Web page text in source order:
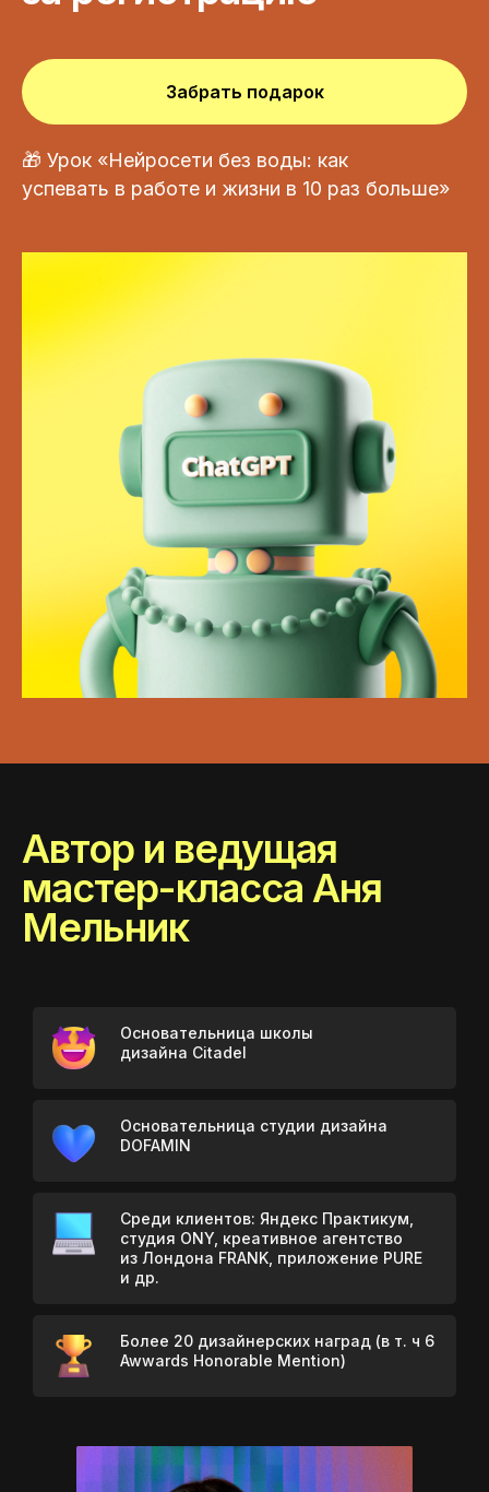
Забрать подарок
🎁 Урок «Нейросети без воды: как
успевать в работе и жизни в 10 раз больше»
Автор и ведущая
мастер-класса Аня
Мельник
Основательница школы
дизайна Citadel
Основательница студии дизайна
DOFAMIN
Среди клиентов: Яндекс Практикум,
студия ONY, креативное агентство
из Лондона FRANK, приложение PURE
и др.
Более 20 дизайнерских наград (в т. ч 6
Awwards Honorable Mention)